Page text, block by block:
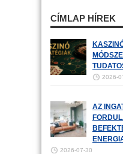
CÍMLAP HÍREK
2026-
AZ
2026-07-30